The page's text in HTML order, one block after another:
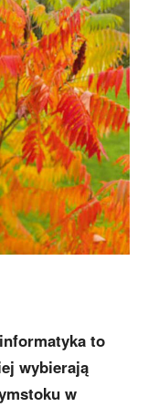
to
wybierają
w